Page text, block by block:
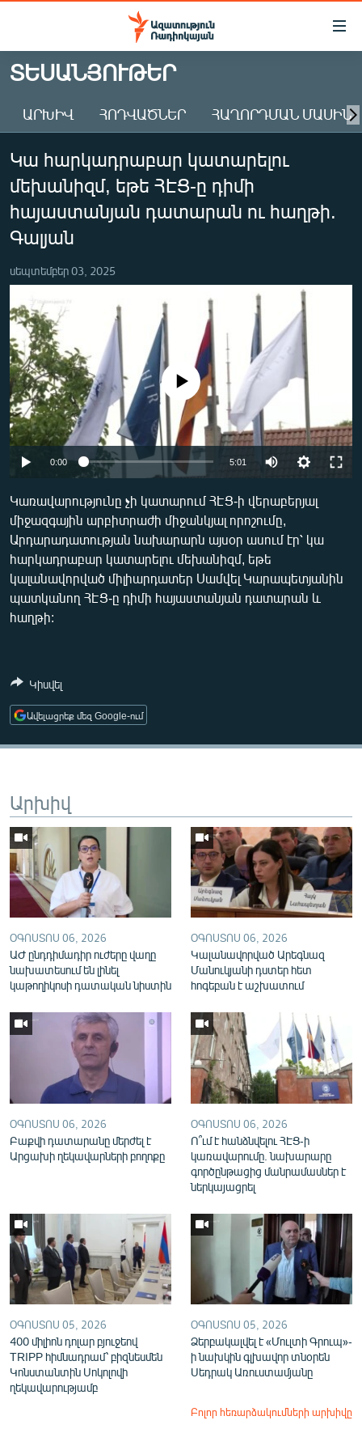
Մատչելիության
Անցնել
հիմնական
Անցնել
հիմնական
մենյուին
Որոնում
ԱԶԱՏՈՒԹՅՈՒՆ TV
ՀԱՅԱՍՏԱՆ
ԸՆՏՐՈՒԹՅՈՒՆՆԵՐ 2026
ԻՐԱՎՈՒՆՔ
ՀԱՍԱՐԱԿՈՒԹՅՈՒՆ
ՂԱՐԱԲԱՂ
ՊԱՏԵՐԱԶՄԻ 6 ՇԱԲԱԹՆԵՐԸ
ՏԱՐԱԾԱՇՐՋԱՆ
ՄԻՋԱԶԳԱՅԻՆ
ՄՇԱԿՈՒՅԹ
ՍՊՈՐՏ
ՄԵԿՆԱԲԱՆՈՒԹՅՈՒՆ
ՏՏ ԵՒ ԻՆՏԵՐՆԵՏ
ԿՈՐՈՆԱՎԻՐՈՒՍ
ԱՐԽԻՎ
ՏԵՍԱՆՅՈՒԹԵՐ
ԲԱՆԱՎԵՃ
Հայերեն
ՀԵՏԵՎԵՔ ՄԵԶ
«Ազատության» բոլոր կայքերը
ՏԵՍԱՆՅՈՒԹԵՐ
ԱՐԽԻՎ ՀՈԴՎԱԾՆԵՐ ՀԱՂՈՐԴՄԱՆ ՄԱՍԻՆ
Կա հարկադրաբար կատարելու
մեխանիզմ, եթե ՀԷՑ-ը դիմի
հայաստանյան դատարան ու հաղթի.
Գալյան
սեպտեմբեր 03, 2025
Auto 240p 360p 480p
720p 1080p
No media source currently available
0:00 5:01
360p
480p
720p
1080p
Կառավարությունը չի կատարում ՀԷՑ-ի վերաբերյալ
միջազգային արբիտրաժի միջանկյալ որոշումը,
Արդարադատության նախարարն այսօր ասում էր՝ կա
հարկադրաբար կատարելու մեխանիզմ, եթե
կալանավորված միլիարդատեր Սամվել Կարապետյանին
պատկանող ՀԷՑ-ը դիմի հայաստանյան դատարան և
հաղթի:
Կիսվել
Ավելացրեք մեզ Google-ում
Արխիվ
ՕԳՈՍՏՈՍ 06, 2026
ԱԺ ընդդիմադիր ուժերը վաղը
նախատեսում են լինել
կաթողիկոսի դատական նիստին
ՕԳՈՍՏՈՍ 06, 2026
Կալանավորված Արեգնազ
Մանուկյանի դստեր հետ
հոգեբան է աշխատում
ՕԳՈՍՏՈՍ 06, 2026
Բաքվի դատարանը մերժել է
Արցախի ղեկավարների բողոքը
ՕԳՈՍՏՈՍ 06, 2026
Ո՞ւմ է հանձնվելու ՀԷՑ-ի
կառավարումը. նախարարը
գործընթացից մանրամասներ է
ներկայացրել
ՕԳՈՍՏՈՍ 05, 2026
400 միլիոն դոլար բյուջեով
TRIPP հիմնադրամ՝ բիզնեսմեն
Կոնստանտին Սոկոլովի
ղեկավարությամբ
ՕԳՈՍՏՈՍ 05, 2026
Ձերբակալվել է «Մուլտի Գրուպ»-
ի նախկին գլխավոր տնօրեն
Սեդրակ Առուստամյանը
Բոլոր հեռարձակումների արխիվը